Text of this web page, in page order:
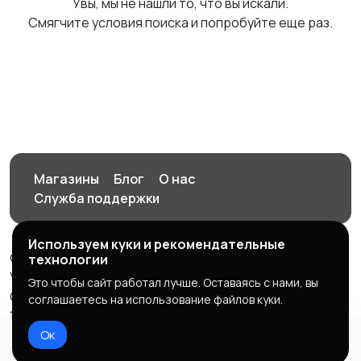
Смягчите условия поиска и попробуйте еще раз.
Магазины Блог
О нас
Служба поддержки
© 2026 Орен-АЙ - Авто | Недвижимость | Работа |
Услуги
Создал Карусов Е.С ООО "ЦПК" ИНН 5609203278 ОГРН
1235600008841
Правила сервиса
Используем куки и рекомендательные
технологии
Это чтобы сайт работал лучше. Оставаясь с нами, вы
соглашаетесь на использование файлов куки.
Ок